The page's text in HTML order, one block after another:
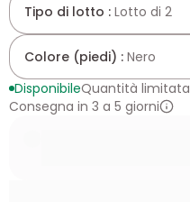
Tipo di lotto : Lotto di 2
Colore (piedi) : Nero
DisponibileQuantità limitata
Consegna in 3 a 5 giorni